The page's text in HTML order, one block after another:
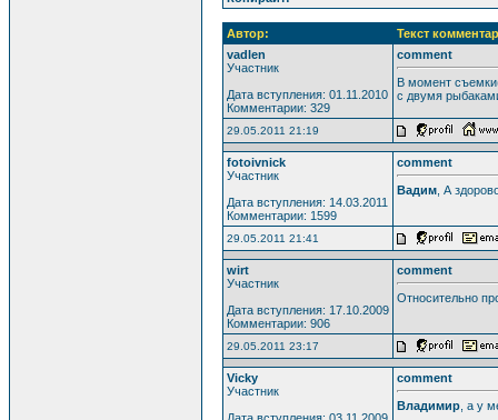
Автор:
Текст
vadlen
Участник
Дата вступления: 01.11.2010
Комментарии: 329
comment
В момент
с двумя
29.05.2011 21:19
fotoivnick
Участник
Дата вступления: 14.03.2011
Комментарии: 1599
comment
Вадим , А
29.05.2011 21:41
wirt
Участник
Дата вступления: 17.10.2009
Комментарии: 906
comment
Относительно
29.05.2011 23:17
Vicky
Участник
comment
Владимир , а у